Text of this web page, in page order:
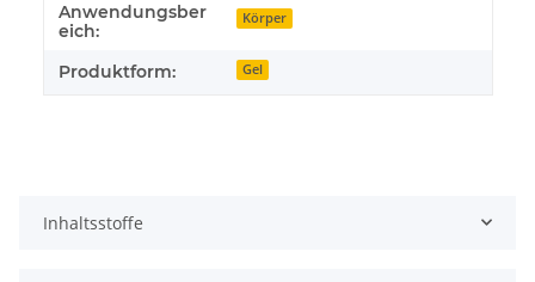
Anwendungsber
eich:
Körper
Produktform: Gel
Inhaltsstoffe